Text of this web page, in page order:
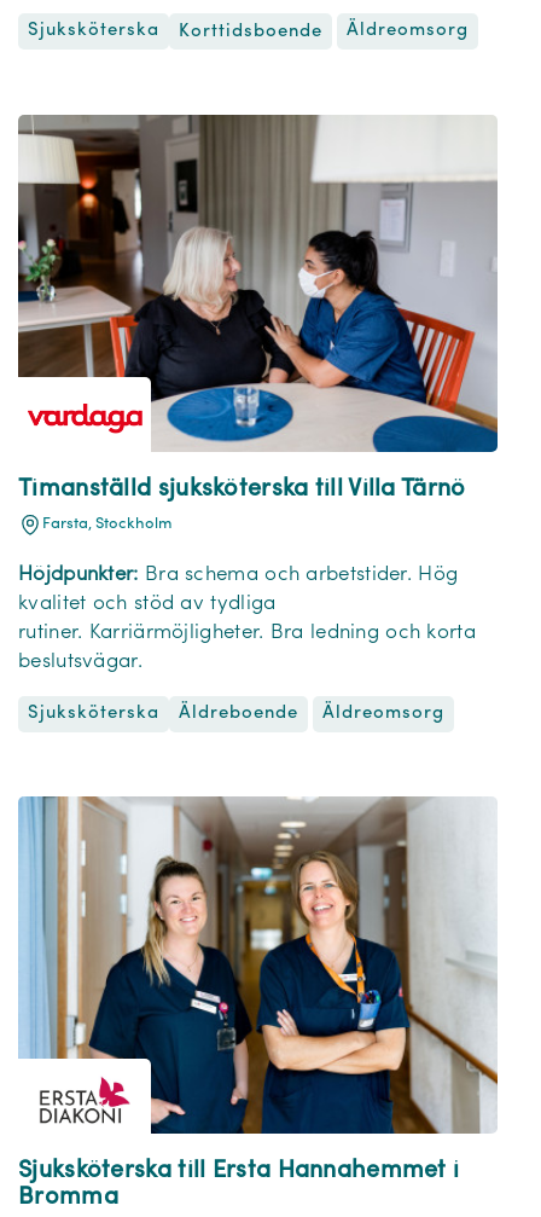
Sjuksköterska Korttidsboende Äldreomsorg
Timanställd sjuksköterska till Villa Tärnö
Farsta, Stockholm
Höjdpunkter: Bra schema och arbetstider. Hög
kvalitet och stöd av tydliga
rutiner. Karriärmöjligheter. Bra ledning och korta
beslutsvägar.
Sjuksköterska Äldreboende Äldreomsorg
Sjuksköterska till Ersta Hannahemmet i
Bromma